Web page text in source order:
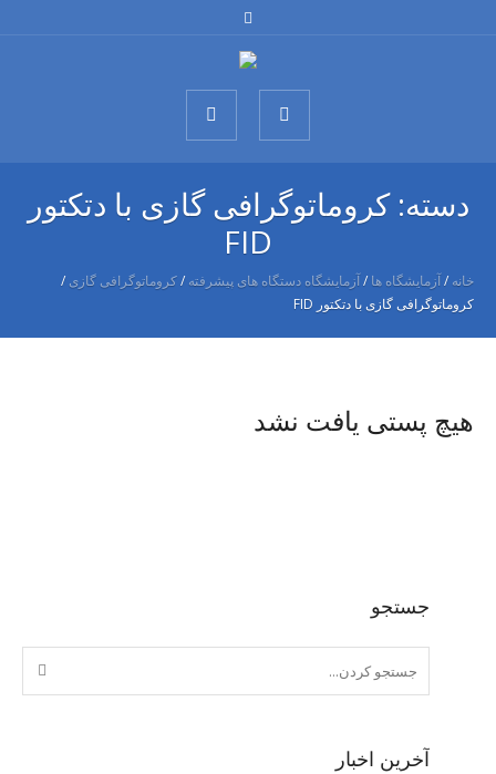
دسته:کروماتوگرافی گازی با دتکتور
FID
خانه /آزمایشگاه ها /آزمایشگاه دستگاه های پیشرفته /کروماتوگرافی گازی /
کروماتوگرافی گازی با دتکتور FID
هیچ پستی یافت نشد
جستجو
آخرین اخبار